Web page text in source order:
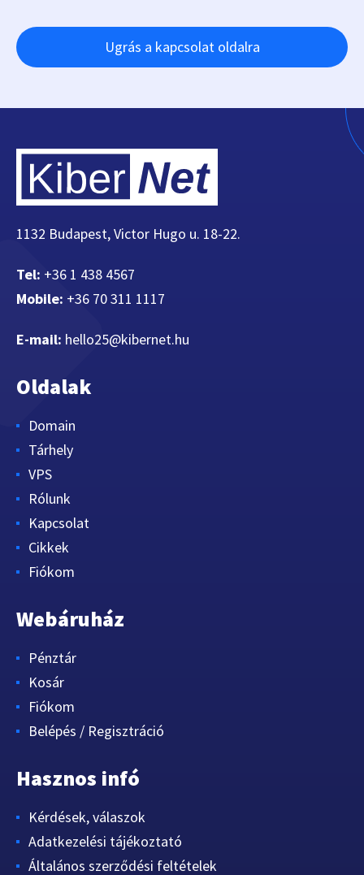
Ugrás a kapcsolat oldalra
1132 Budapest, Victor Hugo u. 18-22.
Tel: +36 1 438 4567
Mobile: +36 70 311 1117
E-mail: hello25@kibernet.hu
Oldalak
Domain
Tárhely
VPS
Rólunk
Kapcsolat
Cikkek
Fiókom
Webáruház
Pénztár
Kosár
Fiókom
Belépés / Regisztráció
Hasznos infó
Kérdések, válaszok
Adatkezelési tájékoztató
Általános szerződési feltételek